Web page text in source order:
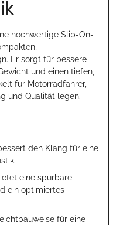
hochwertige Slip-On-
Er sorgt für bessere
und einen tiefen,
für Motorradfahrer,
und Qualität legen.
den Klang für eine
eine spürbare
ein optimiertes
für eine